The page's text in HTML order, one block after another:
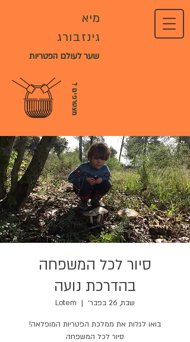
מיא
גינזבורג
שער לעולם הפטריות
?
מ
צ
ט
ר
פ
י
ם
סיור לכל המשפחה
בהדרכת נועה
שבת, 26 בפבר׳
  |
Lotem
סיור לכל המשפחה